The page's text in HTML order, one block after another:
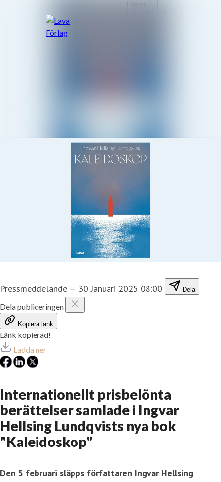
Pressmeddelande — 30 Januari 2025 08:00 Dela
Dela publiceringen
Kopiera länk
Länk kopierad!
Ladda ner
Internationellt prisbelönta
berättelser samlade i Ingvar
Hellsing Lundqvists nya bok
"Kaleidoskop"
Den 5 februari släpps författaren Ingvar Hellsing